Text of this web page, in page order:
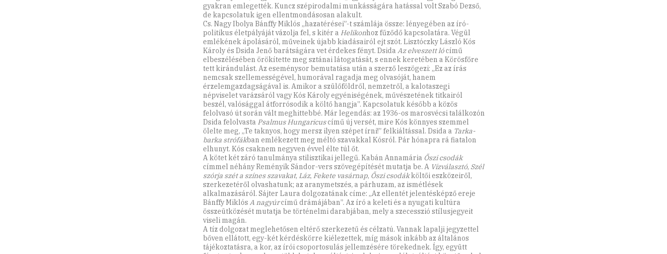
gyakran emlegették. Kuncz szépirodalmi munkásságára hatással volt Szabó Dezső,
de kapcsolatuk igen ellentmondásosan alakult.
Cs. Nagy Ibolya Bánffy Miklós „hazatérései”-t számlája össze: lényegében az író-
politikus életpályáját vázolja fel, s kitér a Helikonhoz fűződő kapcsolatára. Végül
emlékének ápolásáról, műveinek újabb kiadásairól ejt szót. Lisztóczky László Kós
Károly és Dsida Jenő barátságára vet érdekes fényt. Dsida Az elveszett lócímű
elbeszélésében örökítette meg sztánai látogatását, s ennek keretében a Körösfőre
tett kirándulást. Az eseménysor bemutatása után a szerző leszögezi: „Ez az írás
nemcsak szellemességével, humorával ragadja meg olvasóját, hanem
érzelemgazdagságával is. Amikor a szülőföldről, nemzetről, a kalotaszegi
népviselet varázsáról vagy Kós Károly egyéniségének, művészetének titkairól
beszél, valósággal átforrósodik a költő hangja”. Kapcsolatuk később a közös
felolvasó út során vált meghittebbé. Már legendás: az 1936-os marosvécsi találkozón
Dsida felolvasta Psalmus Hungaricuscímű új versét, mire Kós könnyes szemmel
ölelte meg, „Te taknyos, hogy mersz ilyen szépet írni!” felkiáltással. Dsida a Tarka-
barka strófákban emlékezett meg méltó szavakkal Kósról. Pár hónapra rá fiatalon
elhunyt. Kós csaknem negyven évvel élte túl őt.
A kötet két záró tanulmánya stilisztikai jellegű. Kabán Annamária Őszi csodák
címmel néhány Reményik Sándor-vers szövegépítését mutatja be. A Vízválasztó, Szél
szórja szét a színes szavakat, Láz, Fekete vasárnap, Őszi csodákköltői eszközeiről,
szerkezetéről olvashatunk; az aranymetszés, a párhuzam, az ismétlések
alkalmazásáról. Sájter Laura dolgozatának címe: „Az ellentét jelentésképző ereje
Bánffy Miklós A nagyúrcímű drámájában”. Az író a keleti és a nyugati kultúra
összeütközését mutatja be történelmi darabjában, mely a szecesszió stílusjegyeit
viseli magán.
A tíz dolgozat meglehetősen eltérő szerkezetű és célzatú. Vannak lapalji jegyzettel
bőven ellátott, egy-két kérdéskörre kiélezettek, míg mások inkább az általános
tájékoztatásra, a kor, az írói csoportosulás jellemzésére törekednek. Így, együtt